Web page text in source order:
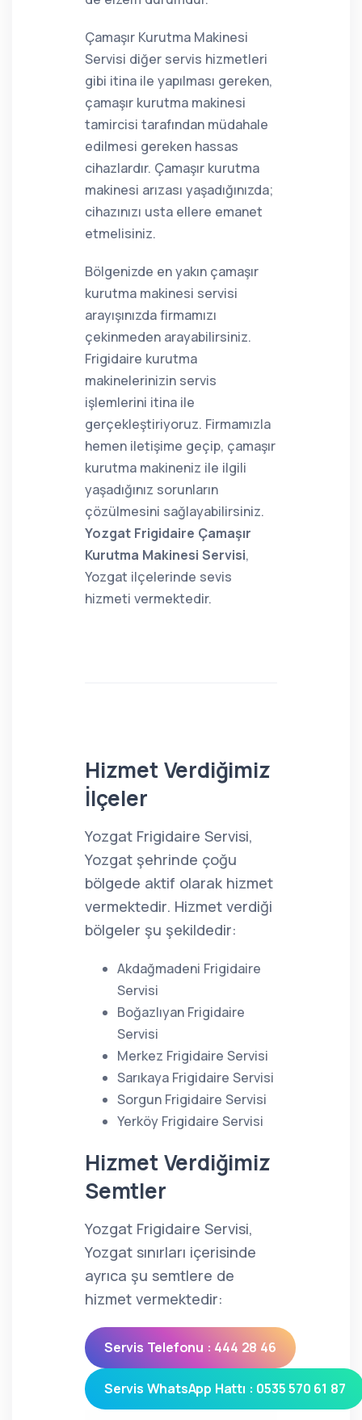
Çamaşır Kurutma Makinesi
Servisi diğer servis hizmetleri
gibi itina ile yapılması gereken,
çamaşır kurutma makinesi
tamircisi tarafından müdahale
edilmesi gereken hassas
cihazlardır. Çamaşır kurutma
makinesi arızası yaşadığınızda;
cihazınızı usta ellere emanet
etmelisiniz.
Bölgenizde en yakın çamaşır
kurutma makinesi servisi
arayışınızda firmamızı
çekinmeden arayabilirsiniz.
Frigidaire kurutma
makinelerinizin servis
işlemlerini itina ile
gerçekleştiriyoruz. Firmamızla
hemen iletişime geçip, çamaşır
kurutma makineniz ile ilgili
yaşadığınız sorunların
çözülmesini sağlayabilirsiniz.
Yozgat Frigidaire Çamaşır
Kurutma Makinesi Servisi,
Yozgat ilçelerinde sevis
hizmeti vermektedir.
Hizmet Verdiğimiz
İlçeler
Yozgat Frigidaire Servisi,
Yozgat şehrinde çoğu
bölgede aktif olarak hizmet
vermektedir. Hizmet verdiği
bölgeler şu şekildedir:
Akdağmadeni Frigidaire
Servisi
Boğazlıyan Frigidaire
Servisi
Merkez Frigidaire Servisi
Sarıkaya Frigidaire Servisi
Sorgun Frigidaire Servisi
Yerköy Frigidaire Servisi
Hizmet Verdiğimiz
Semtler
Yozgat Frigidaire Servisi,
Yozgat sınırları içerisinde
ayrıca şu semtlere de
hizmet vermektedir:
Servis Telefonu : 444 28 46
Servis WhatsApp Hattı : 0535 570 61 87